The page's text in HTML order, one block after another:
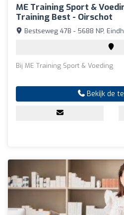
ME Training Sport &
Training Best - Oirschot
Bestseweg 47B - 5688 NP,
Bij ME Training Sport & Voeding
Bekijk de